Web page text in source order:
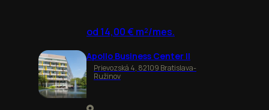
od 14,00 € m²/mes.
Apollo Business Center II
Prievozská 4, 82109 Bratislava-
Ružinov